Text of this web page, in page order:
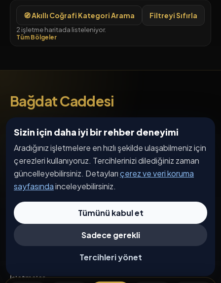
Sizin için daha iyi bir rehber deneyimi
Aradığınız işletmelere en hızlı şekilde ulaşabilmeniz için
çerezleri kullanıyoruz. Tercihlerinizi dilediğiniz zaman
güncelleyebilirsiniz. Detaylarıçerez ve veri koruma
sayfasındainceleyebilirsiniz.
Tümünü kabul et
Sadece gerekli
Tercihleri yönet
🧭 Akıllı Coğrafi Kategori Arama Filtreyi Sıfırla
2 işletme haritada listeleniyor.
Tüm Bölgeler
Bağdat Caddesi
SOSYAL MEDYA
İşletmeler